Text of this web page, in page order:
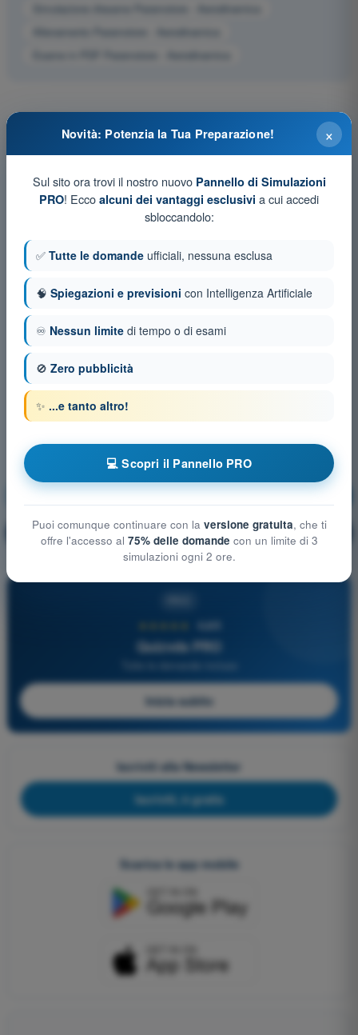
Simulazione d'esame Paramotore - Aerodinamica
Aerodinamica Allenamento!
🔒 Spiegazione domanda
4,6/5
Quizvds PRO
Inizia subito
Iscriviti alla Newsletter
Iscriviti, è gratis
Scarica le app mobile
×
Novità: Potenzia la Tua Preparazione!
Sul sito ora trovi il nostro nuovo Pannello di Simulazioni
PRO! Ecco alcuni dei vantaggi esclusivi a cui accedi
sbloccandolo:
✅ Tutte le domande ufficiali, nessuna esclusa
🧠 Spiegazioni e previsioni con Intelligenza Artificiale
♾️ Nessun limite di tempo o di esami
🚫 Zero pubblicità
✨ ...e tanto altro!
💻 Scopri il Pannello PRO
Puoi comunque continuare con la versione gratuita, che ti
offre l'accesso al 75% delle domande con un limite di 3
simulazioni ogni 2 ore.